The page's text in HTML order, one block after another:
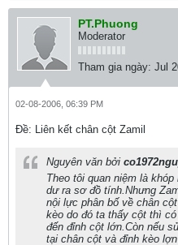
PT.Phuong
Moderator
Tham gia ngày: Jul
02-08-2006, 06:39 PM
Ðề: Liên kết chân cột Zamil
Nguyên văn bởi
Theo tôi quan niệm là
dư ra sơ đồ tính.Nhưng
nội lực phân bố về chân
kèo do đó ta thấy cột thì
đến đỉnh cột lớn.Còn nếu
tại chân cột và đỉnh kèo